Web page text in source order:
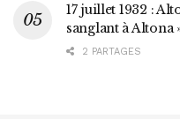
17 juillet 1932 :
sanglant à Altona
2 PARTAGES